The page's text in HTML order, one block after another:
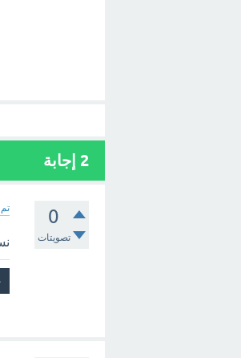
2 إجابة
0
تصويتات